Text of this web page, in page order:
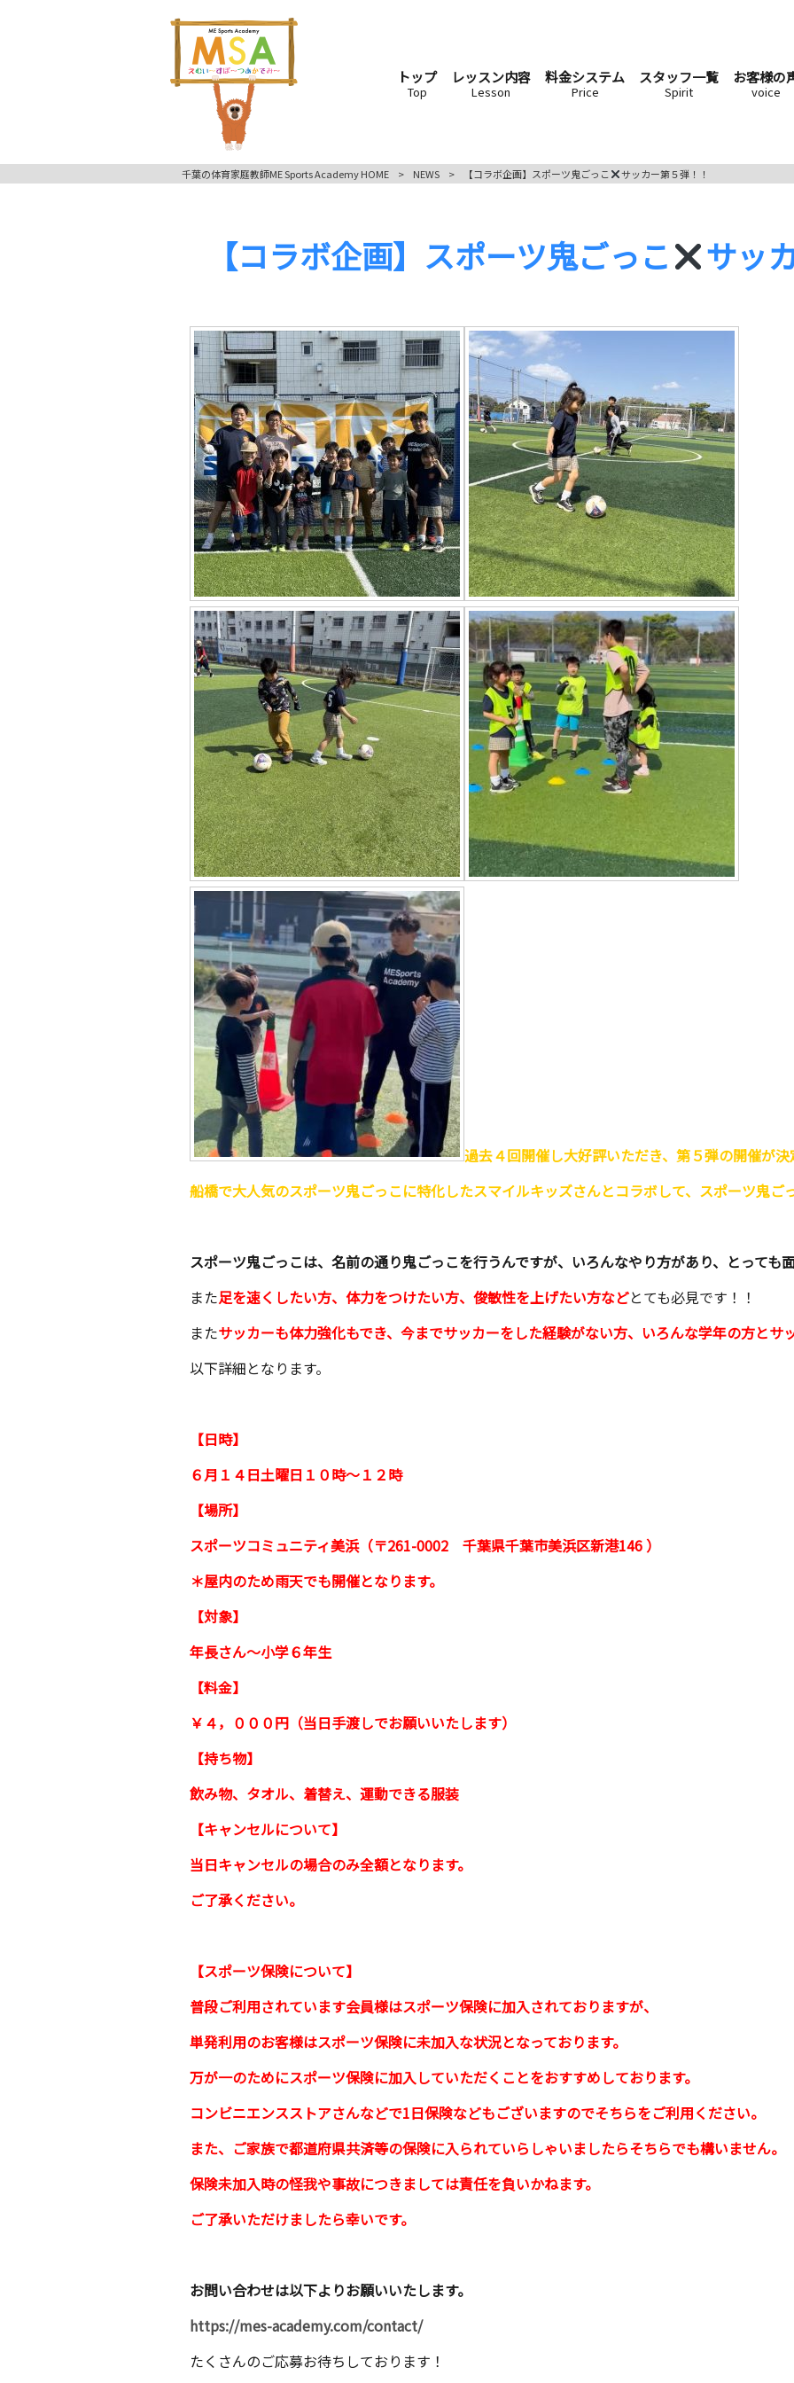
トップ
Top
レッスン内容
Lesson
料金システム
Price
スタッフ一覧
Spirit
お客様の
voice
千葉の体育家庭教師ME Sports Academy HOME > NEWS > 【コラボ企画】スポーツ鬼ごっこ サッカー第５弾！！
【コラボ企画】スポーツ鬼ごっこ サッ
過去４回開催し大好評いただき、第５弾の開催が決
船橋で大人気のスポーツ鬼ごっこに特化したスマイルキッズさんとコラボして、スポーツ鬼ご
スポーツ鬼ごっこは、名前の通り鬼ごっこを行うんですが、いろんなやり方があり、とっても
また足を速くしたい方、体力をつけたい方、俊敏性を上げたい方などとても必見です！！
またサッカーも体力強化もでき、今までサッカーをした経験がない方、いろんな学年の方とサ
以下詳細となります。
【日時】
６月１４日土曜日１０時〜１２時
【場所】
スポーツコミュニティ美浜（〒261-0002 千葉県千葉市美浜区新港146 ）
＊屋内のため雨天でも開催となります。
【対象】
年長さん〜小学６年生
【料金】
￥４，０００円（当日手渡しでお願いいたします）
【持ち物】
飲み物、タオル、着替え、運動できる服装
【キャンセルについて】
当日キャンセルの場合のみ全額となります。
ご了承ください。
【スポーツ保険について】
普段ご利用されています会員様はスポーツ保険に加入されておりますが、
単発利用のお客様はスポーツ保険に未加入な状況となっております。
万が一のためにスポーツ保険に加入していただくことをおすすめしております。
コンビニエンスストアさんなどで1日保険などもございますのでそちらをご利用ください。
また、ご家族で都道府県共済等の保険に入られていらしゃいましたらそちらでも構いません。
保険未加入時の怪我や事故につきましては責任を負いかねます。
ご了承いただけましたら幸いです。
お問い合わせは以下よりお願いいたします。
https://mes-academy.com/contact/
たくさんのご応募お待ちしております！